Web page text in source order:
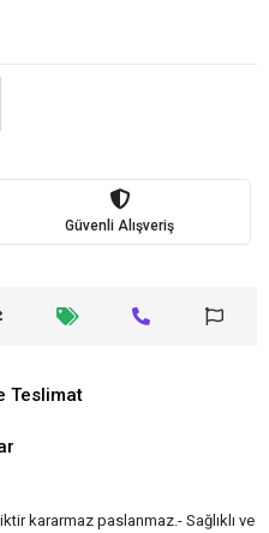
Güvenli Alışveriş
Teslimat
kararmaz paslanmaz.- Sağlıklı ve